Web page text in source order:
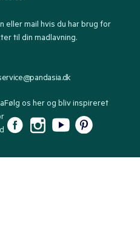
eller mail hvis du har brug for
til din madlavning.
Følg os her og bliv inspireret